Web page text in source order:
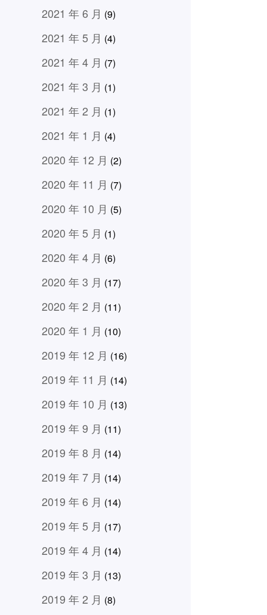
2021 年 6 月 (9)
2021 年 5 月 (4)
2021 年 4 月 (7)
2021 年 3 月 (1)
2021 年 2 月 (1)
2021 年 1 月 (4)
2020 年 12 月 (2)
2020 年 11 月 (7)
2020 年 10 月 (5)
2020 年 5 月 (1)
2020 年 4 月 (6)
2020 年 3 月 (17)
2020 年 2 月 (11)
2020 年 1 月 (10)
2019 年 12 月 (16)
2019 年 11 月 (14)
2019 年 10 月 (13)
2019 年 9 月 (11)
2019 年 8 月 (14)
2019 年 7 月 (14)
2019 年 6 月 (14)
2019 年 5 月 (17)
2019 年 4 月 (14)
2019 年 3 月 (13)
2019 年 2 月 (8)